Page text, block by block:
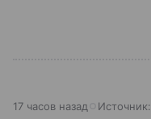
17 часов назад Источник: